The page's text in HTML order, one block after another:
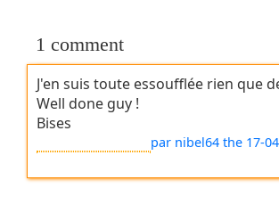
1 comment
J'en suis toute essoufflée rien que
Well done guy !
Bises
par nibel64the 17-